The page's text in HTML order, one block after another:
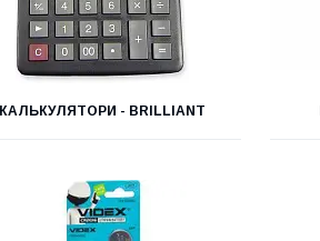
КАЛЬКУЛЯТОРИ - BRILLIANT